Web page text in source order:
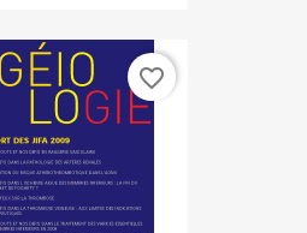
favorite_border